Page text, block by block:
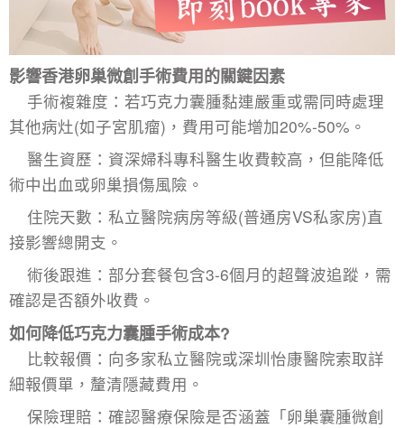
影響香港卵巢微創手術費用的關鍵因素
手術複雜度：若巧克力囊腫黏連嚴重或需同時處理
其他病灶(如子宮肌瘤)，費用可能增加20%-50%。
醫生資歷：資深婦科專科醫生收費較高，但能降低
術中出血或卵巢損傷風險。
住院天數：私立醫院病房等級(普通房VS私家房)直
接影響總開支。
術後跟進：部分套餐包含3-6個月的超聲波追蹤，需
確認是否額外收費。
如何降低巧克力囊腫手術成本?
比較報價：向多家私立醫院或深圳怡康醫院索取詳
細報價單，釐清隱藏費用。
保險理賠：確認醫療保險是否涵蓋「卵巢囊腫微創